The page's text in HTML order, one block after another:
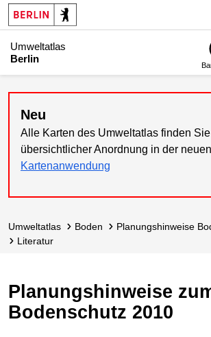
Umweltatlas
Berlin
Neu
Alle Karten des Umweltatlas finden
übersichtlicher Anordnung in der neuen
Kartenanwendung
Umweltatlas Boden Planungshin­weise
Literatur
Planungshinweise
Bodenschutz 2010